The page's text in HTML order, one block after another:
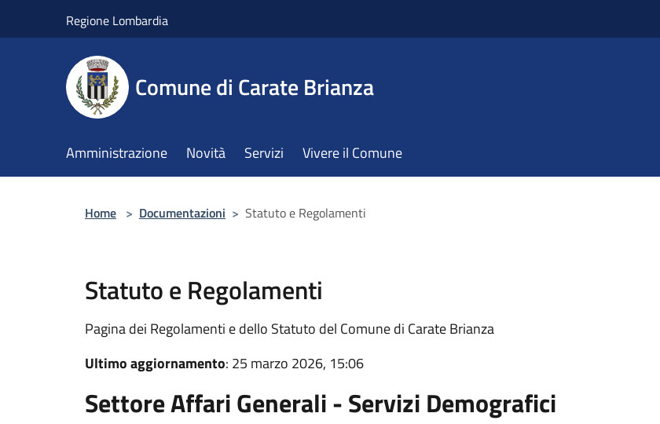
Regione Lombardia
Comune di Carate Brianza
Amministrazione Novità Servizi Vivere il Comune
Home > Documentazioni > Statuto e Regolamenti
Statuto e Regolamenti
Pagina dei Regolamenti e dello Statuto del Comune di Carate Brianza
Ultimo aggiornamento: 25 marzo 2026, 15:06
Settore Affari Generali - Servizi Demografici